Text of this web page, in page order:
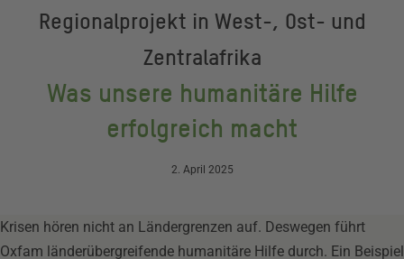
Regionalprojekt in West-, Ost- und
Zentralafrika
Was unsere humanitäre Hilfe
erfolgreich macht
2. April 2025
Krisen hören nicht an Ländergrenzen auf. Deswegen führt
Oxfam länderübergreifende humanitäre Hilfe durch. Ein Beispiel